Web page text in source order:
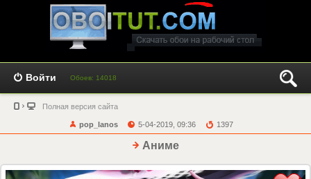
Войти Обоев: 14018
Полная версия сайта
pop_lanos 5-04-2019, 09:36 1397
Аниме